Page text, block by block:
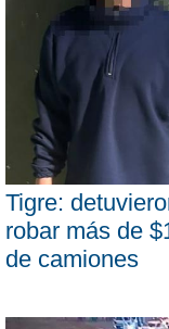
Tigre:
robar más de
de camiones